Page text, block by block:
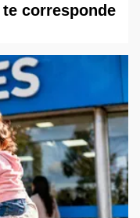
corresponde